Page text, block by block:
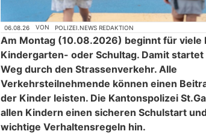
06.08.26 VON POLIZEI.NEWS REDAKTION
Am Montag (10.08.2026) beginnt für viele
Kindergarten- oder Schultag. Damit
Weg durch den Strassenverkehr. Alle
Verkehrsteilnehmende können einen
der Kinder leisten. Die Kantonspolizei
allen Kindern einen sicheren Schulstart
wichtige Verhaltensregeln hin.